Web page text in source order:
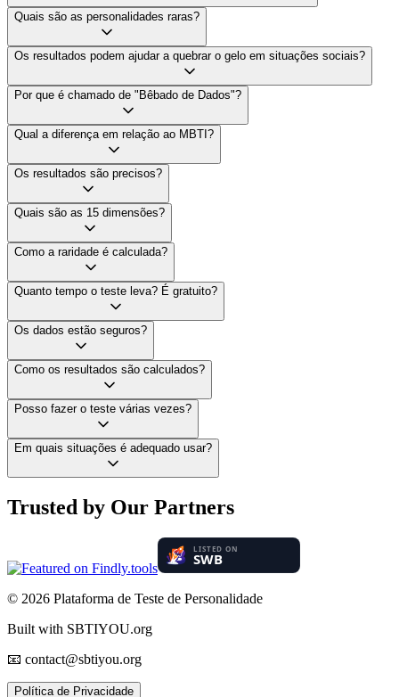
Quais são as personalidades raras?
Os resultados podem ajudar a quebrar o gelo em situações sociais?
Por que é chamado de "Bêbado de Dados"?
Qual a diferença em relação ao MBTI?
Os resultados são precisos?
Quais são as 15 dimensões?
Como a raridade é calculada?
Quanto tempo o teste leva? É gratuito?
Os dados estão seguros?
Como os resultados são calculados?
Posso fazer o teste várias vezes?
Em quais situações é adequado usar?
Trusted by Our Partners
© 2026 Plataforma de Teste de Personalidade
Built with SBTIYOU.org
📧 contact@sbtiyou.org
Política de Privacidade